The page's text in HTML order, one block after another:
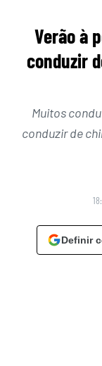
Verão à
conduzir
Muitos
conduzir de
Definir